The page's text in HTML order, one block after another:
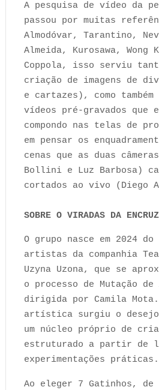
A pesquisa de vídeo da
passou por muitas
Almodóvar, Tarantino,
Almeida, Kurosawa, Wong
Coppola, isso serviu
criação de imagens de
e cartazes), como também
vídeos pré-gravados que
compondo nas telas de
em pensar os
cenas que as duas
Bollini e Luz Barbosa)
cortados ao vivo (Diego
SOBRE O VIRADAS DA
O grupo nasce em 2024
artistas da companhia
Uzyna Uzona, que se
o processo de Mutação de
dirigida por Camila
artística surgiu o
um núcleo próprio de
estruturado a partir de
experimentações práticas.
Ao eleger 7 Gatinhos, de